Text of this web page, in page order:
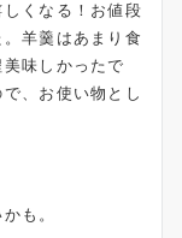
くなる！お値段
羊羹はあまり食
味しかったで
、お使い物とし
も。